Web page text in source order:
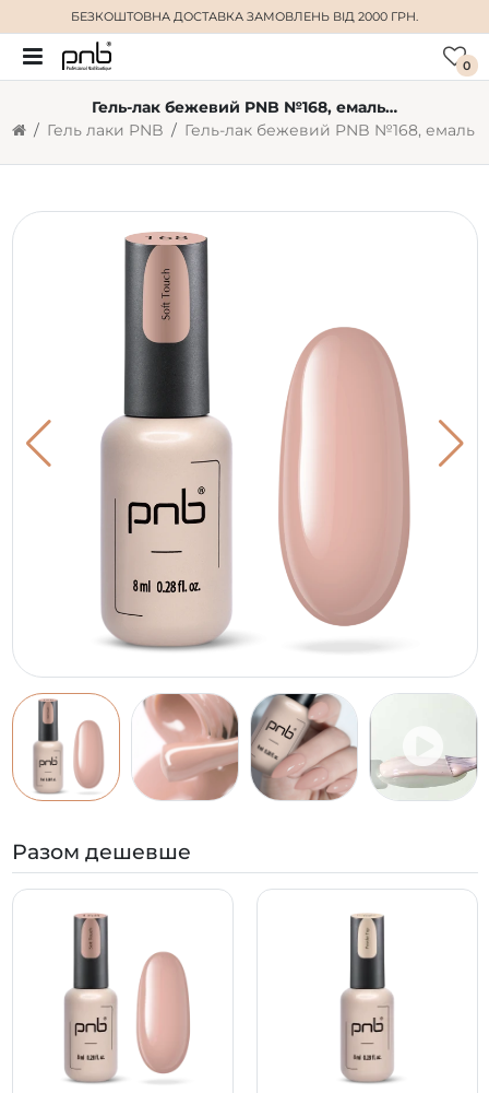
БЕЗКОШТОВНА ДОСТАВКА ЗАМОВЛЕНЬ ВІД 2000 ГРН.
0
Гель-лак бежевий PNB №168, емаль (8 мл)
Гель лаки PNB
Разом дешевше